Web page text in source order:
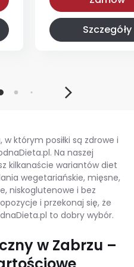
Szczegóły
którym posiłki są zdrowe i
Na naszej
kilkanaście wariantów diet
wegetariańskie, mięsne,
niskoglutenowe i bez
i przekonaj się, że
to dobry wybór.
w Zabrzu –